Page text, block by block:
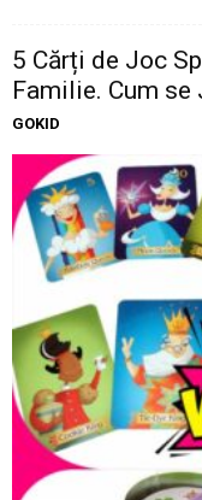
5 Cărți de Joc
Familie. Cum se
GOKID